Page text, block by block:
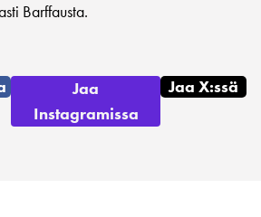
Barffausta.
Jaa
Instagramissa
Jaa X:ssä